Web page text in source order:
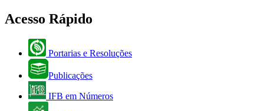
Acesso Rápido
Portarias e Resoluções
Publicações
IFB em Números